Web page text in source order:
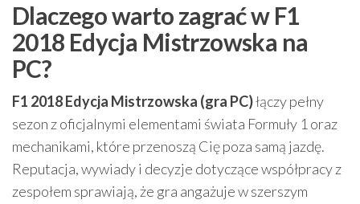
Dlaczego warto zagrać w F1
2018 Edycja Mistrzowska na
PC?
F1 2018 Edycja Mistrzowska (gra PC)łączy pełny
sezon z oficjalnymi elementami świata Formuły 1 oraz
mechanikami, które przenoszą Cię poza samą jazdę.
Reputacja, wywiady i decyzje dotyczące współpracy z
zespołem sprawiają, że gra angażuje w szerszym